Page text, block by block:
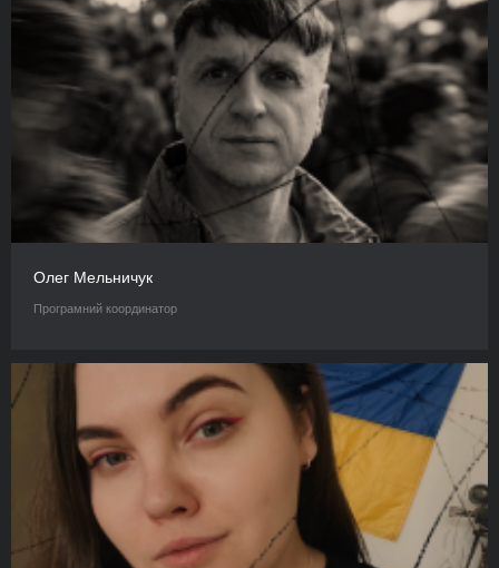
Олег Мельничук
Програмний координатор